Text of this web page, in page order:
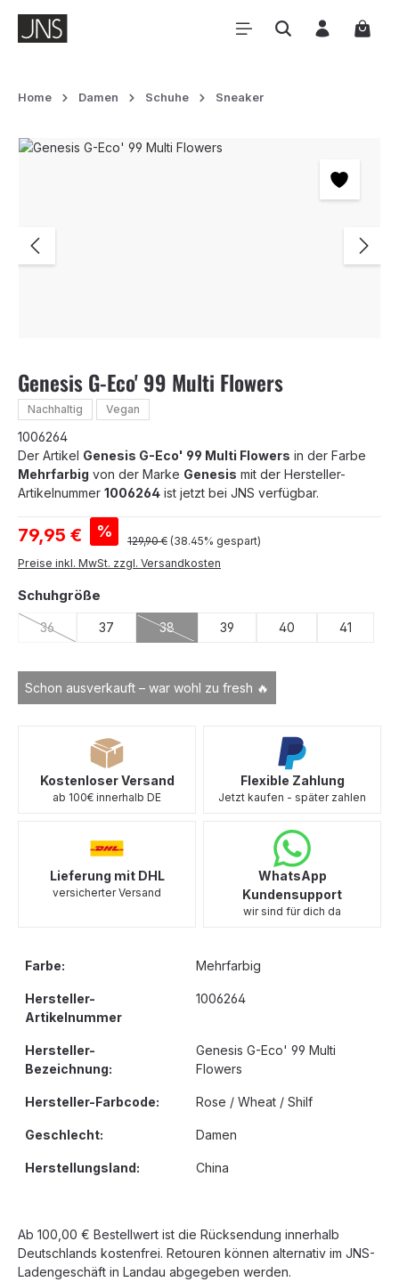
Zum Hauptinhalt springen
Home Damen Schuhe Sneaker
Bildergalerie überspringen
Genesis G-Eco' 99 Multi Flowers
Nachhaltig Vegan
1006264
Der Artikel Genesis G-Eco' 99 Multi Flowers in der Farbe
Mehrfarbig von der Marke Genesis mit der Hersteller-
Artikelnummer 1006264 ist jetzt bei JNS verfügbar.
Verkaufspreis:
79,95 € % Regulärer Preis:
129,90 € (38.45% gespart)
Preise inkl. MwSt. zzgl. Versandkosten
Schon ausverkauft – war wohl zu fresh 🔥
Schuhgröße
36
(Diese Option ist zurzeit nicht verfügbar.)
37 38
(Diese Option ist zurzeit nicht verfügbar.)
39 40 41
Kostenloser Versand
ab 100€ innerhalb DE
Flexible Zahlung
Jetzt kaufen - später zahlen
Lieferung mit DHL
versicherter Versand
WhatsApp
Kundensupport
wir sind für dich da
Farbe: Mehrfarbig
Hersteller-
Artikelnummer
1006264
Hersteller-
Bezeichnung:
Genesis G-Eco' 99 Multi
Flowers
Hersteller-Farbcode: Rose / Wheat / Shilf
Geschlecht: Damen
Herstellungsland: China
Ab 100,00 € Bestellwert ist die Rücksendung innerhalb
Deutschlands kostenfrei. Retouren können alternativ im JNS-
Ladengeschäft in Landau abgegeben werden.